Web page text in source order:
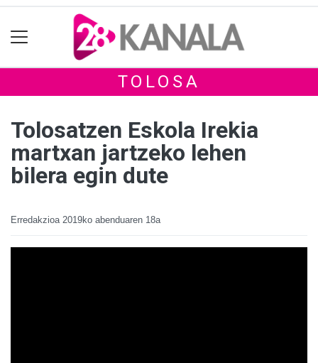
TOLOSA
Tolosatzen Eskola Irekia
martxan jartzeko lehen
bilera egin dute
Erredakzioa 2019ko abenduaren 18a